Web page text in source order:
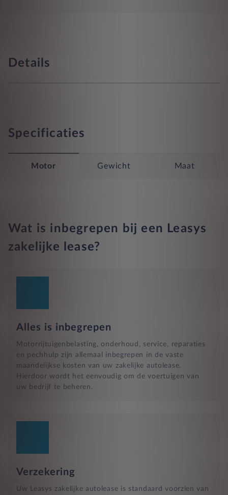
Details
Specificaties
Motor Gewicht Maat
Wat is inbegrepen bij een Leasys
zakelijke lease?
Alles is inbegrepen
Motorrijtuigenbelasting, onderhoud, service, reparaties
en pechhulp zijn allemaal inbegrepen in de vaste
maandelijkse kosten van uw zakelijke autolease.
Hierdoor wordt het eenvoudig om de voertuigen van
uw bedrijf te beheren.
Verzekering
Uw Leasys zakelijke autolease is standaard voorzien van